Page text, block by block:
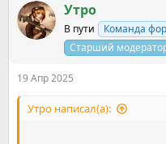
Утро
В пути Команда
Старший
19 Апр 2025
Утро написал(а):